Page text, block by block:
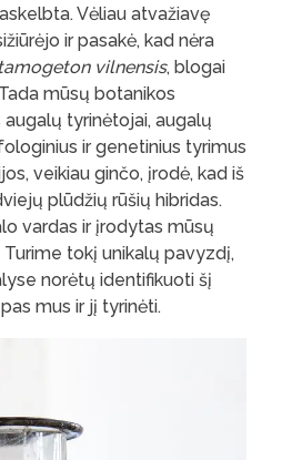
Vėliau atvažiavę
ir pasakė, kad nėra
vilnensis, blogai
mūsų botanikos
tyrinėtojai, augalų
ir genetinius tyrimus
veikiau ginčo, įrodė, kad iš
plūdžių rūšių hibridas.
vardas ir įrodytas mūsų
tokį unikalų pavyzdį,
norėtų identifikuoti šį
mus ir jį tyrinėti.